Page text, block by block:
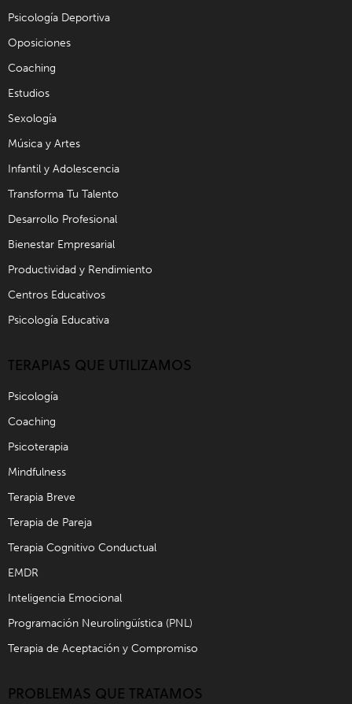
Psicología Deportiva
Oposiciones
Coaching
Estudios
Sexología
Música y Artes
Infantil y Adolescencia
Transforma Tu Talento
Desarrollo Profesional
Bienestar Empresarial
Productividad y Rendimiento
Centros Educativos
Psicología Educativa
TERAPIAS QUE UTILIZAMOS
Psicología
Coaching
Psicoterapia
Mindfulness
Terapia Breve
Terapia de Pareja
Terapia Cognitivo Conductual
EMDR
Inteligencia Emocional
Programación Neurolingüística (PNL)
Terapia de Aceptación y Compromiso
PROBLEMAS QUE TRATAMOS